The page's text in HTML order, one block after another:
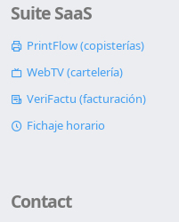
Suite SaaS
PrintFlow (copisterías)
WebTV (cartelería)
VeriFactu (facturación)
Fichaje horario
Contact